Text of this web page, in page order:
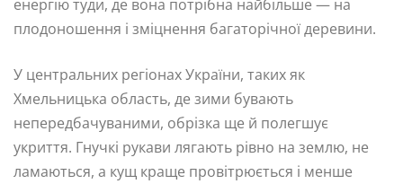
енергію туди, де вона потрібна найбільше — на
плодоношення і зміцнення багаторічної деревини.
У центральних регіонах України, таких як
Хмельницька область, де зими бувають
непередбачуваними, обрізка ще й полегшує
укриття. Гнучкі рукави лягають рівно на землю, не
ламаються, а кущ краще провітрюється і менше